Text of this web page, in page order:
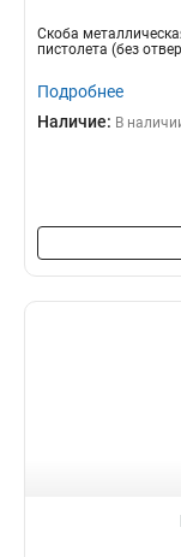
Скоба
пистолета (без
Подробнее
Наличие: В